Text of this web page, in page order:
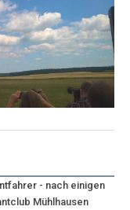
- nach einigen
Mühlhausen